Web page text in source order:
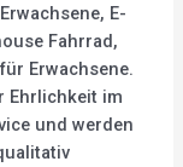
E-
Fahrrad,
Erwachsene.
Ehrlichkeit im
und werden